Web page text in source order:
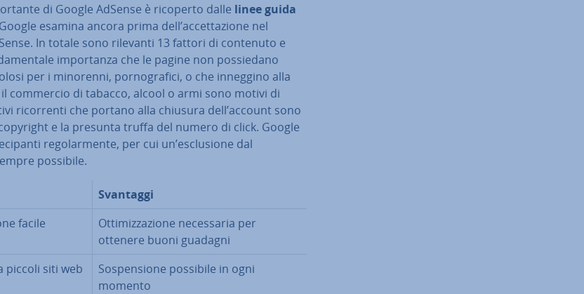
di Google AdSense è ricoperto dalle linee guida
esamina ancora prima dell’ac­cet­ta­zio­ne nel
In totale sono rilevanti 13 fattori di contenuto e
im­por­tan­za che le pagine non pos­sie­da­no
per i minorenni, por­no­gra­fi­ci, o che inneggino alla
commercio di tabacco, alcool o armi sono motivi di
ri­cor­ren­ti che portano alla chiusura dell’account sono
e la presunta truffa del numero di click. Google
re­go­lar­men­te, per cui un’esclu­sio­ne dal
possibile.
Svantaggi
facile
Ot­ti­miz­za­zio­ne ne­ces­sa­ria per
ottenere buoni guadagni
piccoli siti web
So­spen­sio­ne possibile in ogni
momento